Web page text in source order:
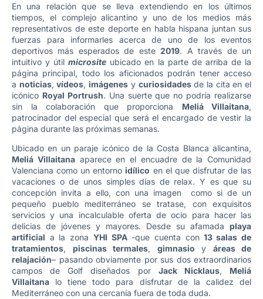
En una relación que se lleva extendiendo en los últimos
tiempos, el complejo alicantino y uno de los medios más
representativos de este deporte en habla hispana juntan sus
fuerzas para informarles acerca de uno de los eventos
deportivos más esperados de este2019. A través de un
intuitivo y útilmicrosite ubicado en la parte de arriba de la
página principal, todo los aficionados podrán tener acceso
a noticias,vídeos,imágenes y curiosidadesde la cita en el
icónico Royal Portrush. Una suerte que no podría realizarse
sin la colaboración que proporciona Meliá Villaitana,
patrocinador del especial que será el encargado de vestir la
página durante las próximas semanas.
Ubicado en un paraje icónico de la Costa Blanca alicantina,
Meliá Villaitanaaparece en el encuadre de la Comunidad
Valenciana como un entornoidílico en el que disfrutar de las
vacaciones o de unos simples días de relax. Y es que su
concepción invita a ello, con una imagen como si de un
pequeño pueblo mediterráneo se tratase, con exquisitos
servicios y una incalculable oferta de ocio para hacer las
delicias de jóvenes y mayores. Desde su afamada playa
artificial a la zona YHI SPA-que cuenta con13 salas de
tratamientos, piscinas termales, gimnasio y áreas de
relajación– pasando obviamente por sus dos extraordinarios
campos de Golf diseñados por Jack Nicklaus, Meliá
Villaitana lo tiene todo para disfrutar de la calidez del
Mediterráneo con una cercanía fuera de toda duda.